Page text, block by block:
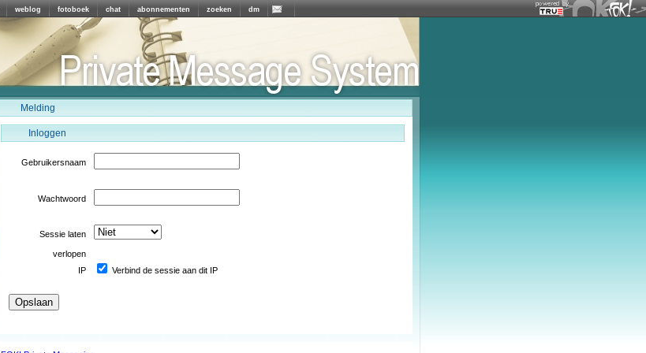
weblog fotoboek chat abonnementen zoeken dm
Melding
Inloggen
Gebruikersnaam
Wachtwoord
Sessie laten
verlopen
IP
Verbind de sessie aan dit IP